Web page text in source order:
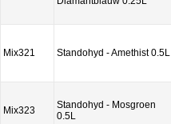
Mix321 Standohyd - Amethist 0.5L
Mix323
Standohyd - Mosgroen
0.5L